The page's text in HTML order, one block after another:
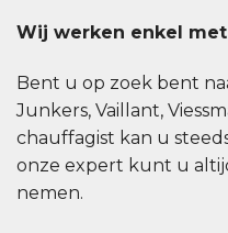
Wij werken enkel
Bent u op zoek bent
Junkers, Vaillant,
chauffagist kan u
onze expert kunt u
nemen.